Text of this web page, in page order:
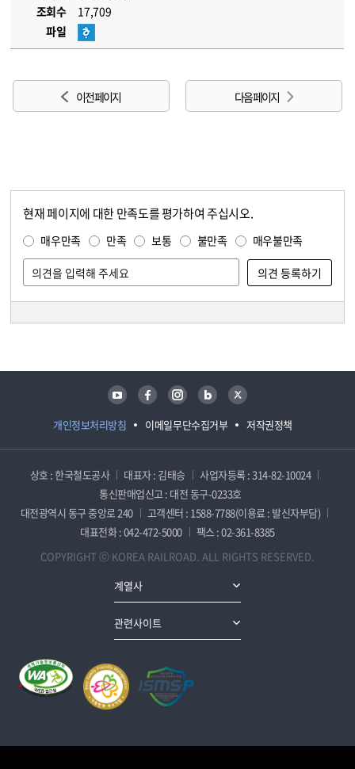
조회수
17,709
파일
이전 페이지 다음 페이지
현재 페이지에 대한 만족도를 평가하여 주십시오.
매우만족 만족 보통 불만족 매우불만족
개인정보처리방침 이메일무단수집거부 저작권정책
유튜브 페이스북 인스타그램 블로그 트위터
상호 : 한국철도공사 대표자 : 김태승
사업자등록 : 314-82-10024
통신판매업신고 : 대전 동구-0233호
대전광역시 동구 중앙로 240
고객센터 : 1588-7788(이용료 : 발신자부담)
대표전화 : 042-472-5000
팩스 : 02-361-8385
COPYRIGHT ⓒ KOREA RAILROAD. ALL RIGHTS RESERVED.
계열사
관련사이트